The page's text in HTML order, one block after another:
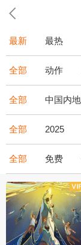
最新 最热
全部 动作
全部 中国内地
全部 2025
全部 免费